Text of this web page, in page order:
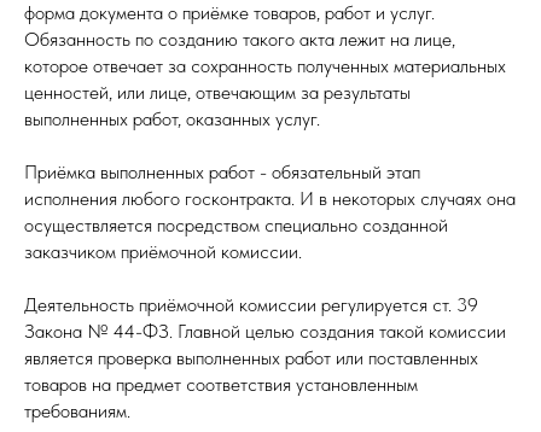
форма документа о приёмке товаров, работ и услуг.
Обязанность по созданию такого акта лежит на лице,
которое отвечает за сохранность полученных материальных
ценностей, или лице, отвечающим за результаты
выполненных работ, оказанных услуг.
Приёмка выполненных работ - обязательный этап
исполнения любого госконтракта. И в некоторых случаях она
осуществляется посредством специально созданной
заказчиком приёмочной комиссии.
Деятельность приёмочной комиссии регулируется ст. 39
Закона № 44-ФЗ. Главной целью создания такой комиссии
является проверка выполненных работ или поставленных
товаров на предмет соответствия установленным
требованиям.